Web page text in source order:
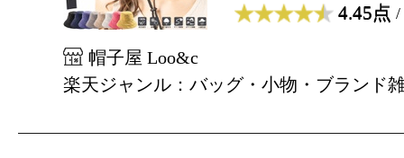
4.45点 /
帽子屋 Loo&c
楽天ジャンル：バッグ・小物・ブランド